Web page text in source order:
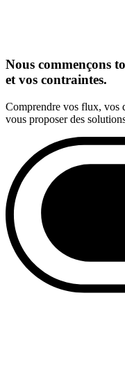
Nous commençons
et vos contraintes.
Comprendre vos flux, vos
vous proposer des